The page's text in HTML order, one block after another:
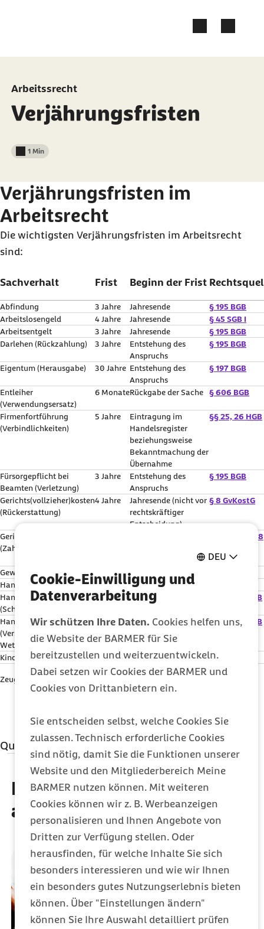
DEU
Cookie-Einwilligung und
Datenverarbeitung
Wir schützen Ihre Daten. Cookies helfen uns,
die Website der BARMER für Sie
bereitzustellen und weiterzuentwickeln.
Dabei setzen wir Cookies der BARMER und
Cookies von Drittanbietern ein.
Sie entscheiden selbst, welche Cookies Sie
zulassen. Technisch erforderliche Cookies
sind nötig, damit Sie die Funktionen unserer
Website und den Mitgliederbereich Meine
BARMER nutzen können. Mit weiteren
Cookies können wir z. B. Werbeanzeigen
personalisieren und Ihnen Angebote von
Dritten zur Verfügung stellen. Oder
herausfinden, für welche Inhalte Sie sich
besonders interessieren und wie wir Ihnen
ein besonders gutes Nutzungserlebnis bieten
können. Über "Einstellungen ändern"
können Sie Ihre Auswahl detailliert prüfen
Arbeitssrecht
Verjährungsfristen
Lesedauer weniger als
1 Min
Verjährungsfristen im
Arbeitsrecht
Die wichtigsten Verjährungsfristen im Arbeitsrecht
sind:
Sachverhalt Frist Beginn der Frist
Abfindung 3 Jahre Jahresende § 195 BGB
Arbeitslosengeld
4 Jahre Jahresende § 45 SGB I
Arbeitsentgelt
3 Jahre Jahresende § 195 BGB
Darlehen (Rückzahlung)
3 Jahre
Entstehung des
Anspruchs
§ 195 BGB
Eigentum (Herausgabe) 30 Jahre Entstehung des
Anspruchs
§ 197 BGB
Entleiher
(Verwendungsersatz)
6 MonateRückgabe der Sache § 606 BGB
Firmenfortführung
(Verbindlichkeiten)
5 Jahre
Eintragung im
Handelsregister
beziehungsweise
Bekanntmachung der
Übernahme
§§ 25, 26 HGB
Fürsorgepflicht bei
Beamten (Verletzung)
3 Jahre
Entstehung des
Anspruchs
§ 195 BGB
Gerichts(vollzieher)kosten
(Rückerstattung)
4 Jahre
Jahresende (nicht vor
rechtskräftiger
Entscheidung)
§ 8 GvKostG
Gerichts(vollzieher)kosten
(Zahlung)
Verfahrenerledigung
§ 8
Gewinnanteile Privater 3 Jahre Jahresende
Handelsvertreter (Vertrag)3 Jahre Jahresende
Handlungsgehilfe
(Schadenersatzanspruch)
3 MonateKenntnis des
HGB
Handlungsgehilfe
(Verstoß gegen
Wettbewerbsverbot)
5 Jahre
spätestens nach
Geschäftsabschluss
§§ 60,61 HGB
Kindergeld 4 Jahre Jahresende § 45
Zeugnis (Ausstellung)
Anspruchs
Quellenangaben
Qualitätssicherung
Diese Artikel könnten Sie
auch interessieren